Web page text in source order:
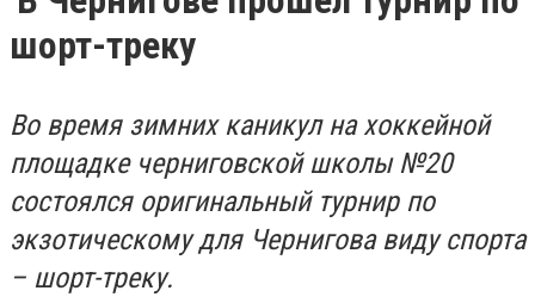
шорт-треку
Во время зимних каникул на хоккейной
площадке черниговской школы №20
состоялся оригинальный турнир по
экзотическому для Чернигова виду спорта
– шорт-треку.